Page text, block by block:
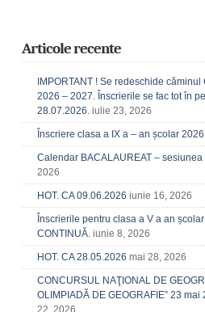
Articole recente
IMPORTANT ! Se redeschide
2026 – 2027. Înscrierile se fac tot în
28.07.2026. iulie 23, 2026
Înscriere clasa a IX a – an școlar
Calendar BACALAUREAT –
2026
HOT. CA 09.06.2026 iunie 16, 2026
Înscrierile pentru clasa a V a an
CONTINUĂ. iunie 8, 2026
HOT. CA 28.05.2026 mai 28, 2026
CONCURSUL NAŢIONAL DE
OLIMPIADĂ DE GEOGRAFIE” 23
22, 2026